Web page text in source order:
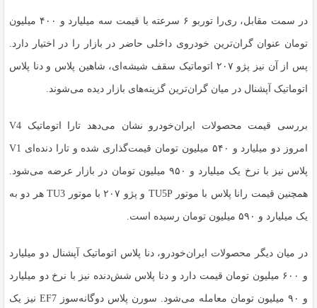
در سمت مقابل، ری‌را توربو ۶ سرعته با قیمت سه میلیارد و ۴۰۰ میلیون
تومان عنوان گران‌ترین خودروی داخلی حاضر در بازار را در اختیار دارد.
پس از آن نیز پژو ۲۰۷ اتوماتیک سقف شیشه‌ای، شاهین پلاس و دنا پلاس
اتوماتیک آپشنال در میان گران‌ترین گزینه‌های بازار دیده می‌شوند.
بررسی قیمت محصولات ایران‌خودرو نشان می‌دهد تارا اتوماتیک V4
امروز دو میلیارد و ۵۴۰ میلیون تومان قیمت‌گذاری شده و تارا دنده‌ای V1
پلاس نیز با نرخ یک میلیارد و ۹۵۰ میلیون تومان در بازار عرضه می‌شود.
همچنین قیمت رانا پلاس با موتور TU5P و پژو ۲۰۷ با موتور TU3 هر دو به
یک میلیارد و ۵۹۰ میلیون تومان رسیده است.
در میان دیگر محصولات ایران‌خودرو، دنا پلاس اتوماتیک آپشنال دو میلیارد
و ۶۰۰ میلیون تومان قیمت دارد و دنا پلاس شش‌دنده نیز با نرخ دو میلیارد
و ۹۰ میلیون تومان معامله می‌شود. سورن پلاس دوگانه‌سوز EF7 نیز یک